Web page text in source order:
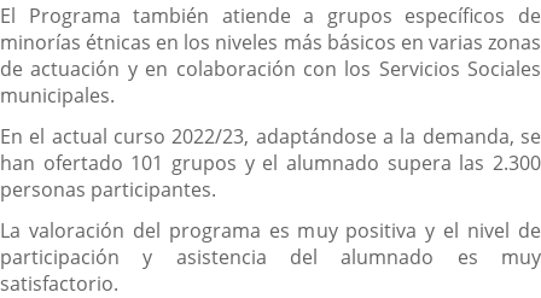
El Programa también atiende a grupos específicos de
minorías étnicas en los niveles más básicos en varias zonas
de actuación y en colaboración con los Servicios Sociales
municipales.
En el actual curso 2022/23, adaptándose a la demanda, se
han ofertado 101 grupos y el alumnado supera las 2.300
personas participantes.
La valoración del programa es muy positiva y el nivel de
participación y asistencia del alumnado es muy
satisfactorio.